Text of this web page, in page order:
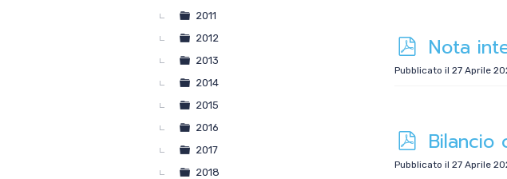
Discipline Federali
Formazione
2011
2012
2013
2014
2015
2016
2017
2018
p
d
Nota
Pubblicato il 27 Aprile
p
d
Bilancio
Pubblicato il 27 Aprile